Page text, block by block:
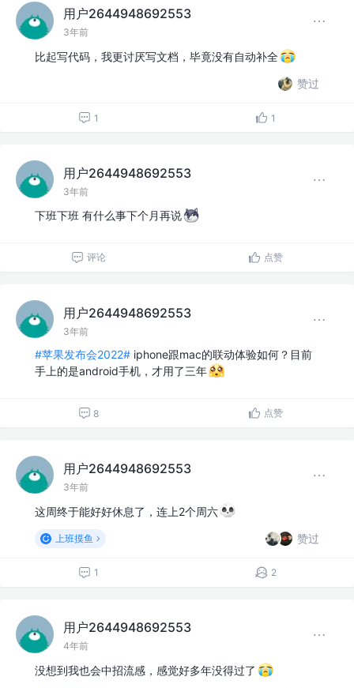
用户2644948692553
3年前
比起写代码，我更讨厌写文档，毕竟没有自动补全
赞过
1 1
用户2644948692553
3年前
下班下班 有什么事下个月再说
评论 点赞
用户2644948692553
3年前
#苹果发布会2022# iphone跟mac的联动体验如何？目前
手上的是android手机，才用了三年
8 点赞
用户2644948692553
3年前
这周终于能好好休息了，连上2个周六
上班摸鱼 赞过
1 2
用户2644948692553
4年前
没想到我也会中招流感，感觉好多年没得过了